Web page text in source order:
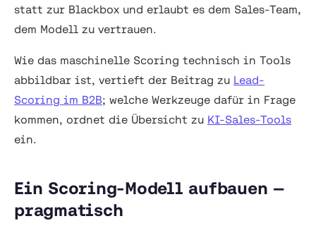
statt zur Blackbox und erlaubt es dem Sales-Team,
dem Modell zu vertrauen.
Wie das maschinelle Scoring technisch in Tools
abbildbar ist, vertieft der Beitrag zu Lead-
Scoring im B2B; welche Werkzeuge dafür in Frage
kommen, ordnet die Übersicht zu KI-Sales-Tools
ein.
Ein Scoring-Modell aufbauen —
pragmatisch